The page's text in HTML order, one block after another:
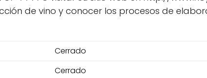
de vino y conocer los procesos de
Cerrado
Cerrado